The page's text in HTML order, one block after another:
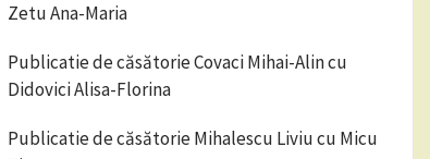
Zetu Ana-Maria
Publicatie de căsătorie Covaci Mihai-Alin cu
Didovici Alisa-Florina
Publicatie de căsătorie Mihalescu Liviu cu Micu